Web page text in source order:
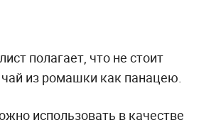
полагает, что не стоит
чай из ромашки как панацею.
использовать в качестве